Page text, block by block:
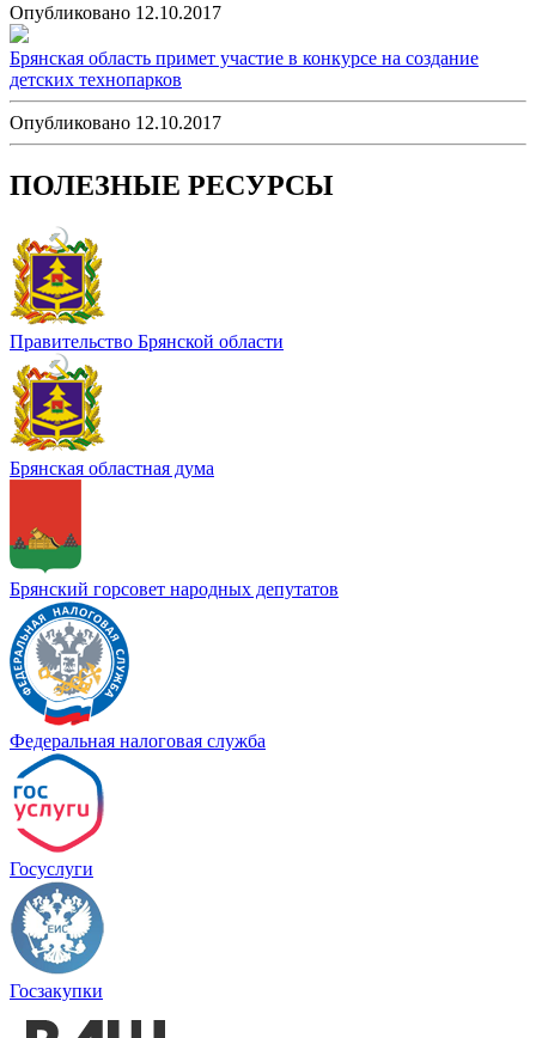
Опубликовано 12.10.2017
Брянская область примет участие в конкурсе на создание
детских технопарков
Опубликовано 12.10.2017
ПОЛЕЗНЫЕ РЕСУРСЫ
Правительство Брянской области
Брянская областная дума
Брянский горсовет народных депутатов
Федеральная налоговая служба
Госуслуги
Госзакупки